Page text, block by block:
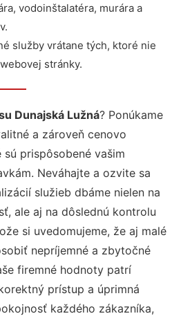
vodoinštalatéra, murára a
služby vrátane tých, ktoré nie
stránky.
Dunajská Lužná? Ponúkame
a zároveň cenovo
prispôsobené vašim
Neváhajte a ozvite sa
služieb dbáme nielen na
ale aj na dôslednú kontrolu
si uvedomujeme, že aj malé
nepríjemné a zbytočné
firemné hodnoty patrí
prístup a úprimná
každého zákazníka,